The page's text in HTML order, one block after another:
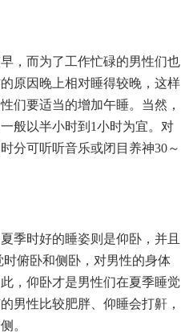
，而为了工作忙碌的男性们也
原因晚上相对睡得较晚，这样
们要适当的增加午睡。当然，
般以半小时到1小时为宜。对
分可听听音乐或闭目养神30～
季时好的睡姿则是仰卧，并且
俯卧和侧卧，对男性的身体
，仰卧才是男性们在夏季睡觉
男性比较肥胖、仰睡会打鼾，
。